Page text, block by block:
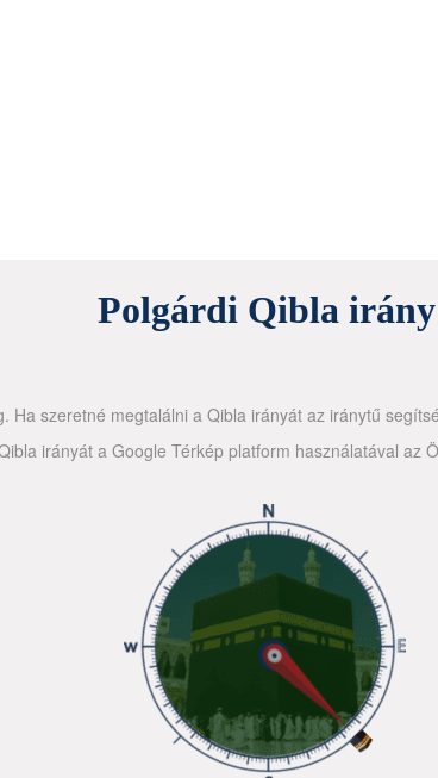
Polgárdi Qibla irány
Ha szeretné megtalálni a Qibla irányát az iránytű
irányát a Google Térkép platform használatával az